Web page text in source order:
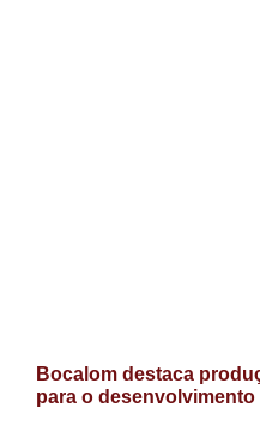
Bocalom destaca
para o desenvolvimento